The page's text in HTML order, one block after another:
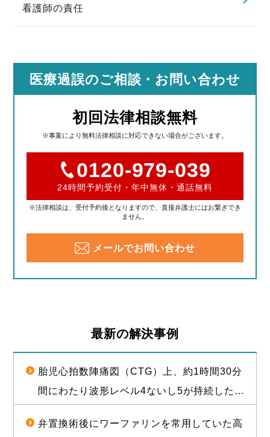
看護師の責任
医療過誤のご相談 ・お問い合わせ
初回法律相談無料
※事案により無料法律相談に対応できない場合がございます。
0120-979-039
24時間予約受付・年中無休・通話無料
※法律相談は、受付予約後となりますので、直接弁護士にはお繋ぎでき
ません。
メールでお問い合わせ
最新の解決事例
胎児心拍数陣痛図（CTG）上、約1時間30分
間にわたり波形レベル4ないし5が持続した後
について、1億2000万円（産科医療補償制度
弁置換術後にワーファリンを常用していた高